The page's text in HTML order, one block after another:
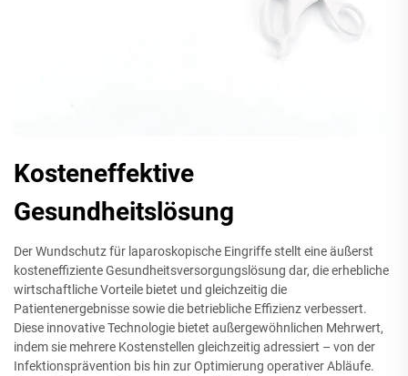
Kosteneffektive
Gesundheitslösung
Der Wundschutz für laparoskopische Eingriffe stellt eine äußerst
kosteneffiziente Gesundheitsversorgungslösung dar, die erhebliche
wirtschaftliche Vorteile bietet und gleichzeitig die
Patientenergebnisse sowie die betriebliche Effizienz verbessert.
Diese innovative Technologie bietet außergewöhnlichen Mehrwert,
indem sie mehrere Kostenstellen gleichzeitig adressiert – von der
Infektionsprävention bis hin zur Optimierung operativer Abläufe.